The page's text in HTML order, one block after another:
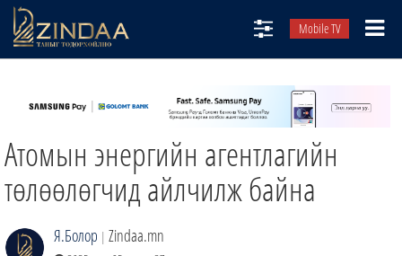
Mobile TV
ТВ8
ӨГЛӨӨНИЙ СОНИН
Атомын энергийн агентлагийн
төлөөлөгчид айлчилж байна
Я.Болор | Zindaa.mn